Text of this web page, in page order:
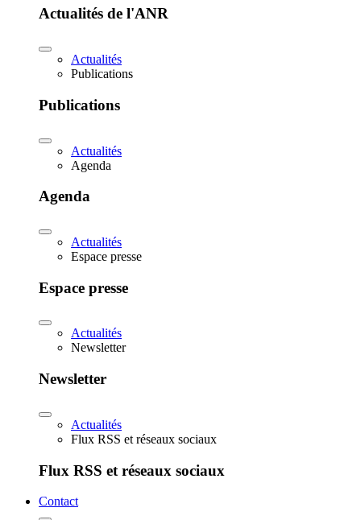
Actualités de l'ANR
Actualités
Publications
Publications
Actualités
Agenda
Agenda
Actualités
Espace presse
Espace presse
Actualités
Newsletter
Newsletter
Actualités
Flux RSS et réseaux sociaux
Flux RSS et réseaux sociaux
Contact